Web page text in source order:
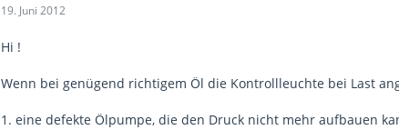
19. Juni 2012
Hi !
Wenn bei genügend richtigem Öl die Kontrollleuchte bei Last
1. eine defekte Ölpumpe, die den Druck nicht mehr aufbauen